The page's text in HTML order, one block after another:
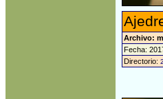
Archivo:
Fecha:
Directorio: